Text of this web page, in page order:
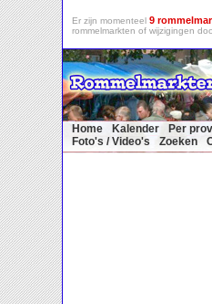
Er zijn momenteel 9
rommelmarkten of wijzigingen
Home Kalender Per
Foto's / Video's
Zoeken